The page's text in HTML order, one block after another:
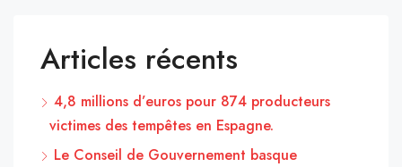
Articles récents
4,8 millions d’euros pour 874 producteurs
victimes des tempêtes en Espagne.
Le Conseil de Gouvernement basque